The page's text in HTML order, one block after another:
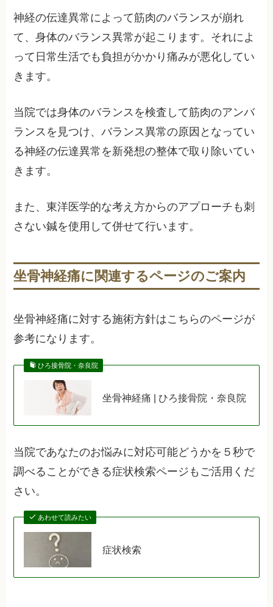
神経の伝達異常によって筋肉のバランスが崩れ
て、身体のバランス異常が起こります。それによ
って日常生活でも負担がかかり痛みが悪化してい
きます。
当院では身体のバランスを検査して筋肉のアンバ
ランスを見つけ、バランス異常の原因となってい
る神経の伝達異常を新発想の整体で取り除いてい
きます。
また、東洋医学的な考え方からのアプローチも刺
さない鍼を使用して併せて行います。
坐骨神経痛に関連するページのご案内
坐骨神経痛に対する施術方針はこちらのページが
参考になります。
ひろ接骨院・奈良院
坐骨神経痛 | ひろ接骨院・奈良院
当院であなたのお悩みに対応可能どうかを５秒で
調べることができる症状検索ページもご活用くだ
さい。
あわせて読みたい
症状検索